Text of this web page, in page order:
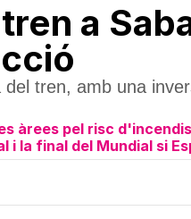
a
tren, amb una
àrees pel risc d'incendis
i la final del Mundial si